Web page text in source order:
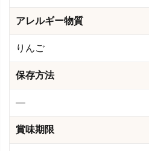
アレルギー物質
りんご
保存方法
―
賞味期限